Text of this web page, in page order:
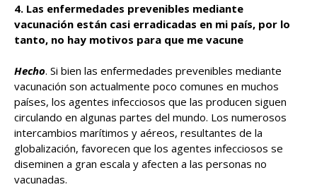
4. Las enfermedades prevenibles mediante
vacunación están casi erradicadas en mi país, por lo
tanto, no hay motivos para que me vacune
Hecho. Si bien las enfermedades prevenibles mediante
vacunación son actualmente poco comunes en muchos
países, los agentes infecciosos que las producen siguen
circulando en algunas partes del mundo. Los numerosos
intercambios marítimos y aéreos, resultantes de la
globalización, favorecen que los agentes infecciosos se
diseminen a gran escala y afecten a las personas no
vacunadas.